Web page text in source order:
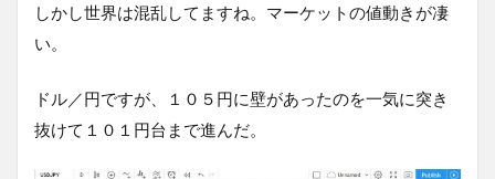
しかし世界は混乱してますね。マーケットの値動きが凄
い。
ドル／円ですが、１０５円に壁があったのを一気に突き
抜けて１０１円台まで進んだ。